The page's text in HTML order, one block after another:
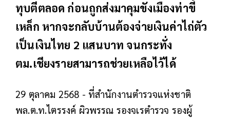
ทุบตีตลอด ก่อนถูกส่งมาคุมขังเมืองท่าขี้
เหล็ก หากจะกลับบ้านต้องจ่ายเงินค่าไถ่ตัว
เป็นเงินไทย 2 แสนบาท จนกระทั่ง
ตม.เชียงรายสามารถช่วยเหลือไว้ได้
29 ตุลาคม 2568 - ที่สำนักงานตำรวจแห่งชาติ
พล.ต.ท.ไตรรงค์ ผิวพรรณ รองจเรตำรวจ รองผู้